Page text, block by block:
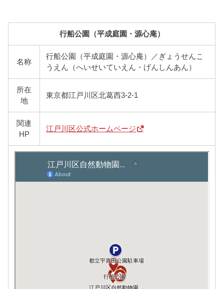
行船公園（平成庭園・源心庵）
名称
行船公園（平成庭園・源心庵）／ぎょうせんこ
うえん（へいせいていえん・げんしんあん）
所在
地
東京都江戸川区北葛西3-2-1
関連
HP
江戸川区公式ホームページ